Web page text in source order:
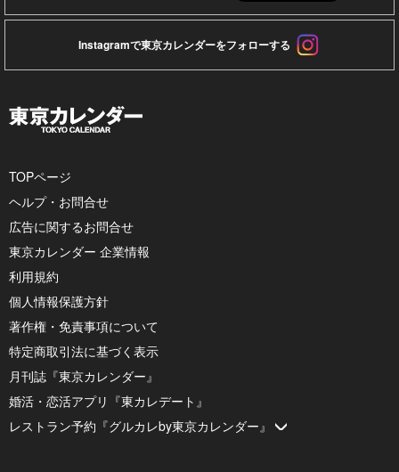
Instagramで東京カレンダーをフォローする
TOPページ
ヘルプ・お問合せ
広告に関するお問合せ
東京カレンダー 企業情報
利用規約
個人情報保護方針
著作権・免責事項について
特定商取引法に基づく表示
月刊誌『東京カレンダー』
婚活・恋活アプリ『東カレデート』
レストラン予約『グルカレby東京カレンダー』